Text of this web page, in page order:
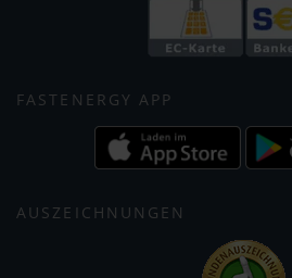
FASTENERGY APP
AUSZEICHNUNGEN